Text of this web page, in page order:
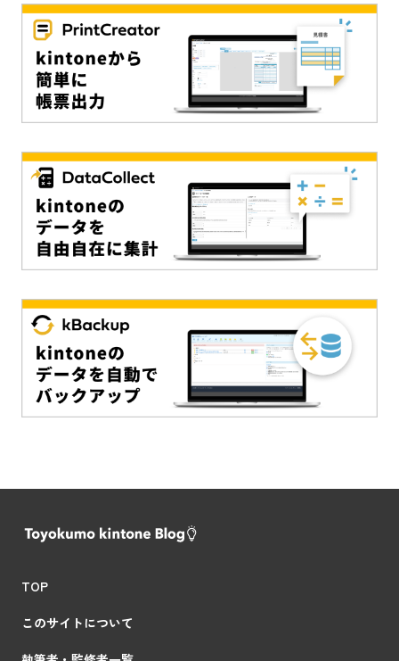
TOP
このサイトについて